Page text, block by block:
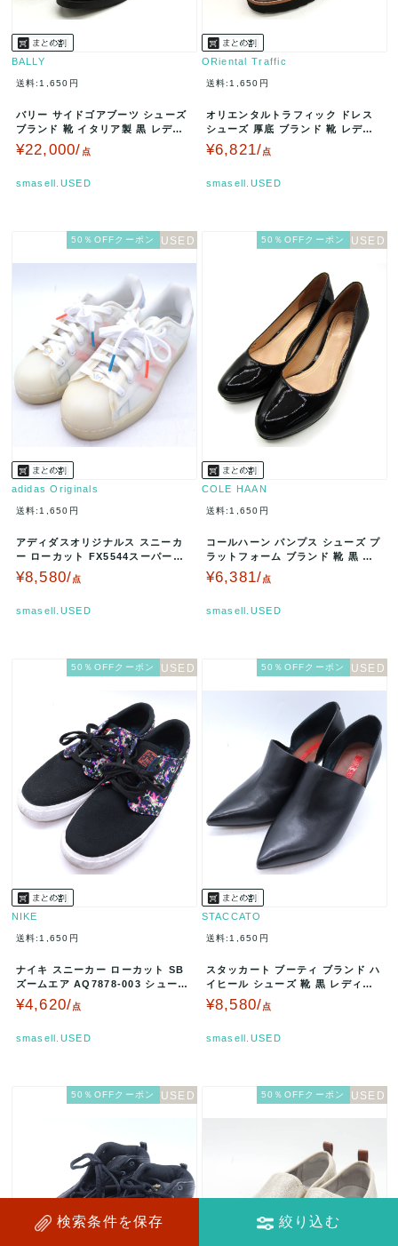
BALLY
送料:1,650円
バリー サイドゴアブーツ シューズ
ブランド 靴 イタリア製 黒 レディ
ース 36サイズ ブラック …
¥22,000/ 点
smasell.USED
ORiental Traffic
送料:1,650円
オリエンタルトラフィック ドレス
シューズ 厚底 ブランド 靴 レディ
ース Lサイズ シルバー ORi…
¥6,821/点
smasell.USED
50％OFFクーポン
adidas Originals
送料:1,650円
アディダスオリジナルス スニーカ
ー ローカット FX5544スーパース
ター シューズ靴 レディース …
¥8,580/点
smasell.USED
50％OFFクーポン
COLE HAAN
送料:1,650円
コールハーン パンプス シューズ プ
ラットフォーム ブランド 靴 黒 レ
ディース 6Bサイズ ブラッ…
¥6,381/点
smasell.USED
50％OFFクーポン
NIKE
送料:1,650円
ナイキ スニーカー ローカット SB
ズームエア AQ7878-003 シューズ
靴 黒 メンズ 2…
¥4,620/点
smasell.USED
50％OFFクーポン
STACCATO
送料:1,650円
スタッカート ブーティ ブランド ハ
イヒール シューズ 靴 黒 レディー
ス 24サイズ ブラック S…
¥8,580/点
smasell.USED
50％OFFクーポン 50％OFFクーポン
検索条件を保存 絞り込む